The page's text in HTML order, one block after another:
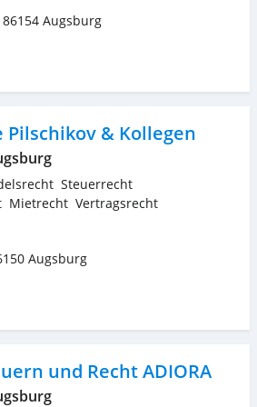
86154 Augsburg
& Kollegen
Steuerrecht
Mietrecht Vertragsrecht
Augsburg
und Recht ADIORA